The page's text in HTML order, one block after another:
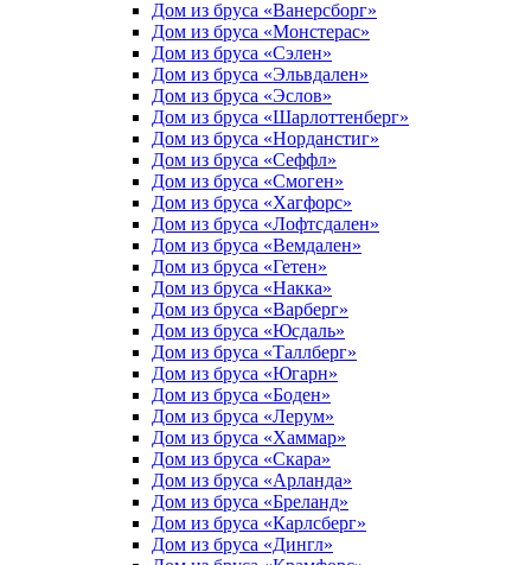
Дом из бруса «Ванерсборг»
Дом из бруса «Монстерас»
Дом из бруса «Сэлен»
Дом из бруса «Эльвдален»
Дом из бруса «Эслов»
Дом из бруса «Шарлоттенберг»
Дом из бруса «Норданстиг»
Дом из бруса «Сеффл»
Дом из бруса «Смоген»
Дом из бруса «Хагфорс»
Дом из бруса «Лофтсдален»
Дом из бруса «Вемдален»
Дом из бруса «Гетен»
Дом из бруса «Накка»
Дом из бруса «Варберг»
Дом из бруса «Юсдаль»
Дом из бруса «Таллберг»
Дом из бруса «Югарн»
Дом из бруса «Боден»
Дом из бруса «Лерум»
Дом из бруса «Хаммар»
Дом из бруса «Скара»
Дом из бруса «Арланда»
Дом из бруса «Бреланд»
Дом из бруса «Карлсберг»
Дом из бруса «Дингл»